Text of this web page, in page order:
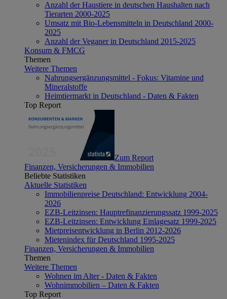
Anzahl der Haustiere in deutschen Haushalten nach
Tierarten 2000-2025
Umsatz mit Bio-Lebensmitteln in Deutschland 2000-
2025
Anzahl der Veganer in Deutschland 2015-2025
Konsum & FMCG
Themen
Weitere Themen
Nahrungsergänzungsmittel - Fokus: Vitamine und
Mineralstoffe
Heimtiermarkt in Deutschland - Daten & Fakten
Top Report
Zum Report
Finanzen, Versicherungen & Immobilien
Beliebte Statistiken
Aktuelle Statistiken
Immobilienpreise Deutschland: Entwicklung 2004-
2026
EZB-Leitzinsen: Hauptrefinanzierungssatz 1999-2025
EZB-Leitzinsen: Entwicklung Einlagesatz 1999-2025
Mietpreisentwicklung in Berlin 2012-2026
Mietenindex für Deutschland 1995-2025
Finanzen, Versicherungen & Immobilien
Themen
Weitere Themen
Wohnen im Alter - Daten & Fakten
Wohnimmobilien – Daten & Fakten
Top Report